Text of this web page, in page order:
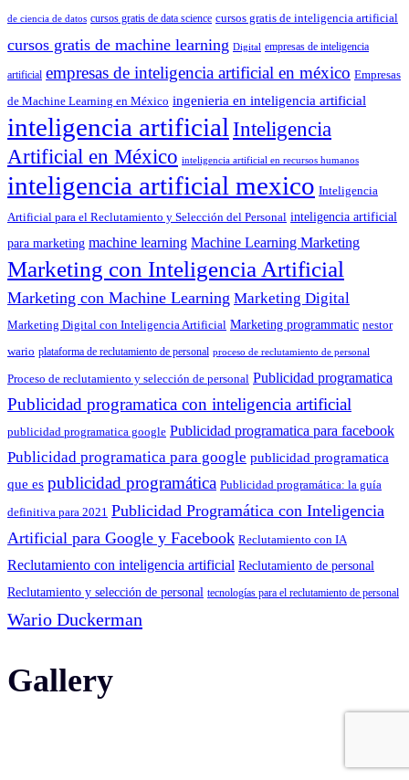
de ciencia de datos cursos gratis de data science cursos gratis de inteligencia artificial
cursos gratis de machine learning Digital empresas de inteligencia
artificial empresas de inteligencia artificial en méxico Empresas
de Machine Learning en México ingenieria en inteligencia artificial
inteligencia artificial Inteligencia
Artificial en México inteligencia artificial en recursos humanos
inteligencia artificial mexico Inteligencia
Artificial para el Reclutamiento y Selección del Personal inteligencia artificial
para marketing machine learning Machine Learning Marketing
Marketing con Inteligencia Artificial
Marketing con Machine Learning Marketing Digital
Marketing Digital con Inteligencia Artificial Marketing programmatic nestor
wario plataforma de reclutamiento de personal proceso de reclutamiento de personal
Proceso de reclutamiento y selección de personal Publicidad programatica
Publicidad programatica con inteligencia artificial
publicidad programatica google Publicidad programatica para facebook
Publicidad programatica para google publicidad programatica
que es publicidad programática Publicidad programática: la guía
definitiva para 2021 Publicidad Programática con Inteligencia
Artificial para Google y Facebook Reclutamiento con IA
Reclutamiento con inteligencia artificial Reclutamiento de personal
Reclutamiento y selección de personal tecnologías para el reclutamiento de personal
Wario Duckerman
Gallery